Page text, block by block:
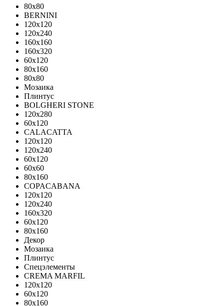
80x80
BERNINI
120x120
120x240
160x160
160x320
60x120
80x160
80x80
Мозаика
Плинтус
BOLGHERI STONE
120x280
60x120
CALACATTA
120x120
120x240
60x120
60x60
80x160
COPACABANA
120x120
120x240
160x320
60x120
80x160
Декор
Мозаика
Плинтус
Спецэлементы
CREMA MARFIL
120x120
60x120
80x160